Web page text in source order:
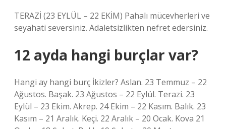
TERAZİ (23 EYLÜL – 22 EKİM) Pahalı mücevherleri ve
seyahati seversiniz. Adaletsizlikten nefret edersiniz.
12 ayda hangi burçlar var?
Hangi ay hangi burç İkizler? Aslan. 23 Temmuz – 22
Ağustos. Başak. 23 Ağustos – 22 Eylül. Terazi. 23
Eylül – 23 Ekim. Akrep. 24 Ekim – 22 Kasım. Balık. 23
Kasım – 21 Aralık. Keçi. 22 Aralık – 20 Ocak. Kova 21